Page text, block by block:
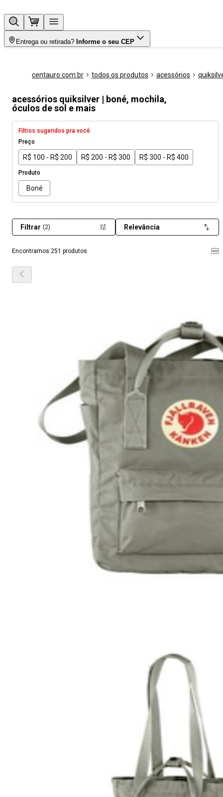
Entrega ou retirada? Informe o seu CEP
centauro.com.br todos os produtos acessórios
acessórios quiksilver | boné, mochila,
óculos de sol e mais
Filtros sugeridos pra você
Preço
R$ 100 - R$ 200 R$ 200 - R$ 300 R$ 300 - R$ 400
Produto
Boné
Encontramos 251 produtos
Filtrar (2) Relevância